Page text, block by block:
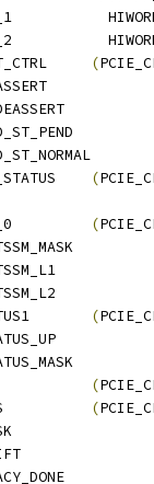
(
(
(
(
(
(